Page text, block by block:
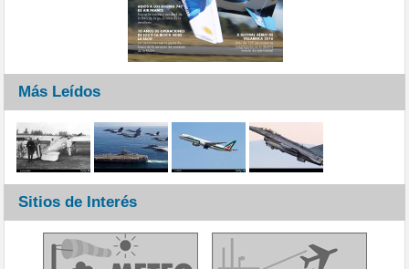
Más Leídos
Sitios de Interés